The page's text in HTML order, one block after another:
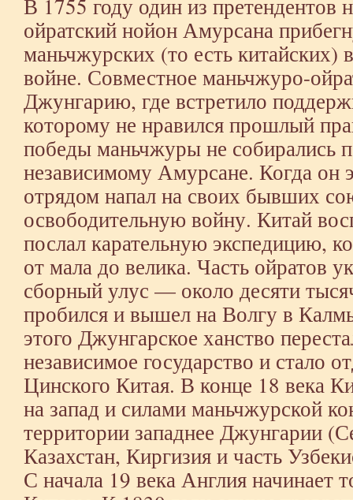
В 1755 году один из претендентов
ойратский нойон Амурсана
маньчжурских (то есть китайских)
войне. Совместное маньчжуро-
Джунгарию, где встретило
которому не нравился прошлый
победы маньчжуры не собирались
независимому Амурсане. Когда он
отрядом напал на своих бывших
освободительную войну. Китай
послал карательную экспедицию,
от мала до велика. Часть ойратов
сборный улус — около десяти
пробился и вышел на Волгу в
этого Джунгарское ханство
независимое государство и стало
Цинского Китая. В конце 18 века
на запад и силами маньчжурской
территории западнее Джунгарии
Казахстан, Киргизия и часть
С начала 19 века Англия начинает